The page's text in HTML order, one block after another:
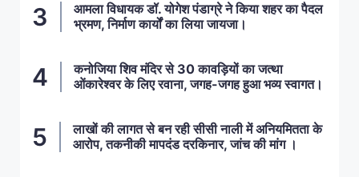
आमला विधायक डॉ. योगेश पंडाग्रे ने किया शहर का पैदल
भ्रमण, निर्माण कार्यों का लिया जायजा।
कनोजिया शिव मंदिर से 30 कावड़ियों का जत्था
ओंकारेश्वर के लिए रवाना, जगह-जगह हुआ भव्य स्वागत।
लाखों की लागत से बन रही सीसी नाली में अनियमितता के
आरोप, तकनीकी मापदंड दरकिनार, जांच की मांग ।